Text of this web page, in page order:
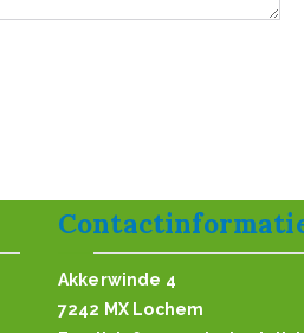
Akkerwinde 4
7242 MX Lochem